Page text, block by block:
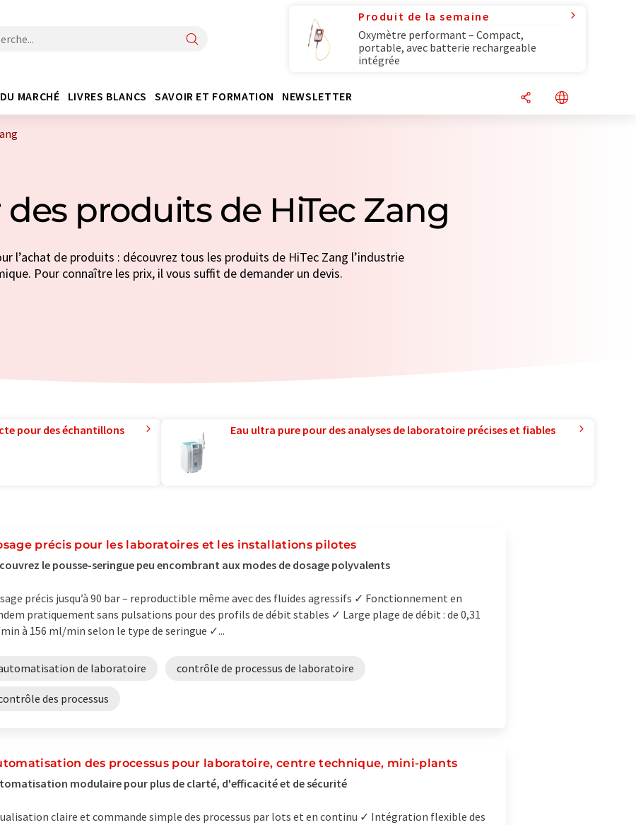
Produit de la semaine
Oxymètre performant – Compact,
portable, avec batterie rechargeable
intégrée
MARCHÉ LIVRES BLANCS SAVOIR ET FORMATION NEWSLETTER
produits de HiTec Zang
l’achat de produits : découvrez tous les produits de HiTec Zang l’industrie
Pour connaître les prix, il vous suffit de demander un devis.
pour des échantillons
Eau ultra pure pour des analyses de laboratoire précises et fiables
précis pour les laboratoires et les installations pilotes
le pousse-seringue peu encombrant aux modes de dosage polyvalents
précis jusqu’à 90 bar – reproductible même avec des fluides agressifs ✓ Fonctionnement en
pratiquement sans pulsations pour des profils de débit stables ✓ Large plage de débit : de 0,31
à 156 ml/min selon le type de seringue ✓...
de laboratoire contrôle de processus de laboratoire
des processus
des processus pour laboratoire, centre technique, mini-plants
modulaire pour plus de clarté, d'efficacité et de sécurité
claire et commande simple des processus par lots et en continu ✓ Intégration flexible des